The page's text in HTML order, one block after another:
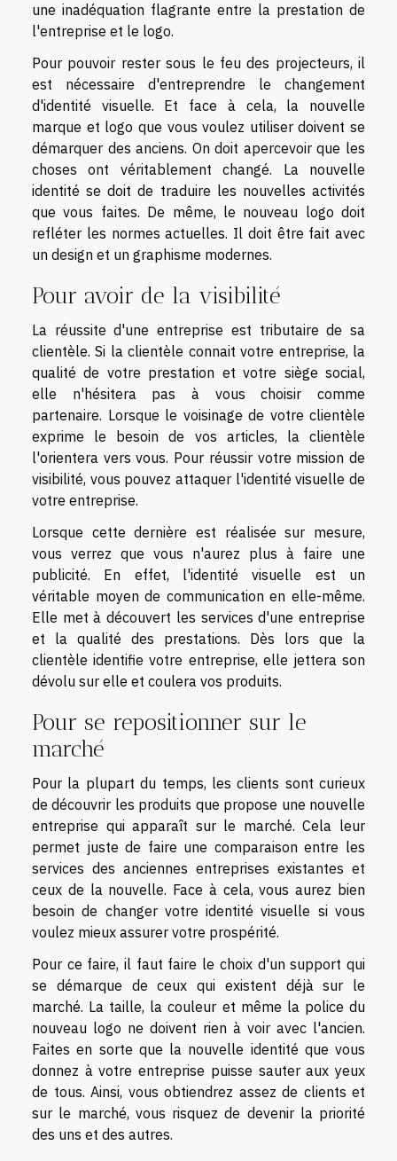
une inadéquation flagrante entre la prestation de
l'entreprise et le logo.
Pour pouvoir rester sous le feu des projecteurs, il
est nécessaire d'entreprendre le changement
d'identité visuelle. Et face à cela, la nouvelle
marque et logo que vous voulez utiliser doivent se
démarquer des anciens. On doit apercevoir que les
choses ont véritablement changé. La nouvelle
identité se doit de traduire les nouvelles activités
que vous faites. De même, le nouveau logo doit
refléter les normes actuelles. Il doit être fait avec
un design et un graphisme modernes.
Pour avoir de la visibilité
La réussite d'une entreprise est tributaire de sa
clientèle. Si la clientèle connait votre entreprise, la
qualité de votre prestation et votre siège social,
elle n'hésitera pas à vous choisir comme
partenaire. Lorsque le voisinage de votre clientèle
exprime le besoin de vos articles, la clientèle
l'orientera vers vous. Pour réussir votre mission de
visibilité, vous pouvez attaquer l'identité visuelle de
votre entreprise.
Lorsque cette dernière est réalisée sur mesure,
vous verrez que vous n'aurez plus à faire une
publicité. En effet, l'identité visuelle est un
véritable moyen de communication en elle-même.
Elle met à découvert les services d'une entreprise
et la qualité des prestations. Dès lors que la
clientèle identifie votre entreprise, elle jettera son
dévolu sur elle et coulera vos produits.
Pour se repositionner sur le
marché
Pour la plupart du temps, les clients sont curieux
de découvrir les produits que propose une nouvelle
entreprise qui apparaît sur le marché. Cela leur
permet juste de faire une comparaison entre les
services des anciennes entreprises existantes et
ceux de la nouvelle. Face à cela, vous aurez bien
besoin de changer votre identité visuelle si vous
voulez mieux assurer votre prospérité.
Pour ce faire, il faut faire le choix d'un support qui
se démarque de ceux qui existent déjà sur le
marché. La taille, la couleur et même la police du
nouveau logo ne doivent rien à voir avec l'ancien.
Faites en sorte que la nouvelle identité que vous
donnez à votre entreprise puisse sauter aux yeux
de tous. Ainsi, vous obtiendrez assez de clients et
sur le marché, vous risquez de devenir la priorité
des uns et des autres.